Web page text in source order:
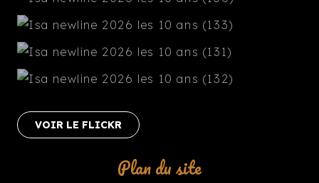
VOIR LE FLICKR
Plan du site